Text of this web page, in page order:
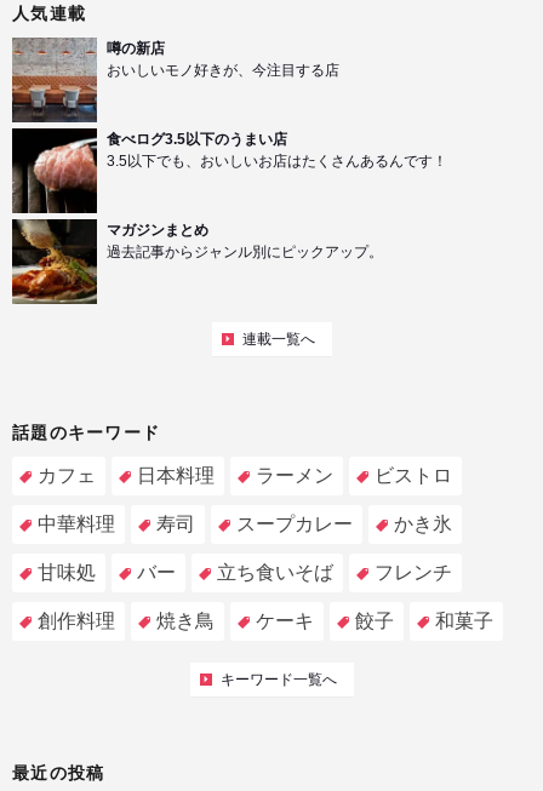
人気連載
噂の新店
おいしいモノ好きが、今注目する店
食べログ3.5以下のうまい店
3.5以下でも、おいしいお店はたくさんあるんです！
マガジンまとめ
過去記事からジャンル別にピックアップ。
連載一覧へ
話題のキーワード
カフェ 日本料理 ラーメン ビストロ
中華料理 寿司 スープカレー かき氷
甘味処 バー 立ち食いそば フレンチ
創作料理 焼き鳥 ケーキ 餃子 和菓子
キーワード一覧へ
最近の投稿